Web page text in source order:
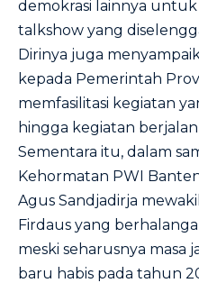
demokrasi lainnya
talkshow yang
Dirinya juga
kepada Pemerintah
memfasilitasi kegiatan
hingga kegiatan berjalan
Sementara itu, dalam
Kehormatan PWI
Agus Sandjadirja
Firdaus yang
meski seharusnya masa
baru habis pada tahun